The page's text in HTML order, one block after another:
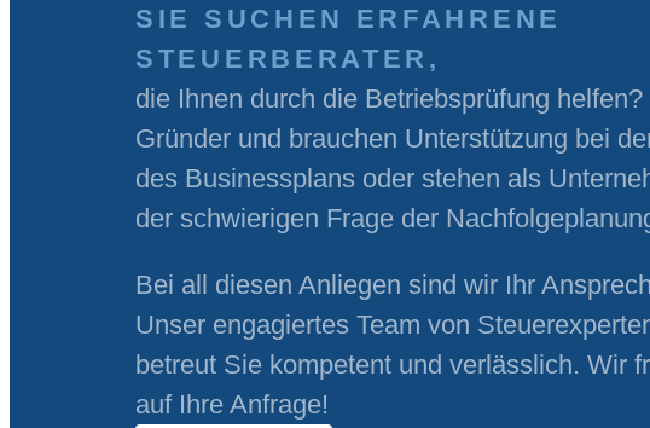
SIE SUCHEN ERFAHRENE
STEUERBERATER,
die Ihnen durch die Betriebsprüfung
Gründer und brauchen Unterstützung bei
des Businessplans oder stehen als
der schwierigen Frage der
Bei all diesen Anliegen sind wir Ihr
Unser engagiertes Team von
betreut Sie kompetent und verlässlich. Wir
auf Ihre Anfrage!